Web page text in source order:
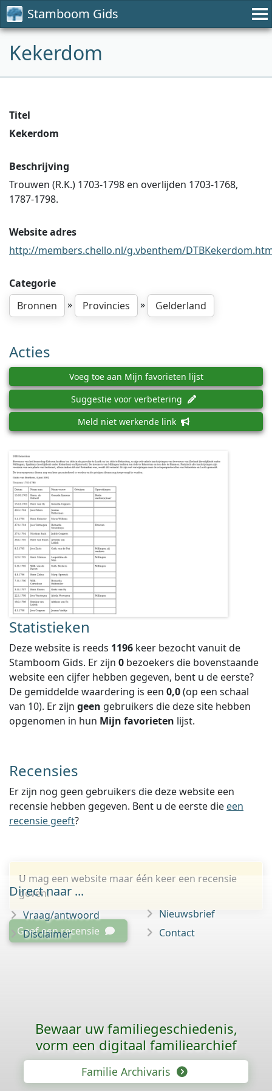
Stamboom Gids
Kekerdom
Titel
Kekerdom
Beschrijving
Trouwen (R.K.) 1703-1798 en overlijden 1703-1768,
1787-1798.
Website adres
http://members.chello.nl/g.vbenthem/
Categorie
Bronnen
» Provincies » Gelderland
Acties
Voeg toe aan Mijn favorieten lijst
Suggestie voor verbetering
Meld niet werkende link
Statistieken
Deze website is reeds 1196 keer bezocht vanuit de
Stamboom Gids. Er zijn 0 bezoekers die bovenstaande
website een cijfer hebben gegeven, bent u de eerste?
De gemiddelde waardering is een 0,0(op een schaal
van 10). Er zijn geen gebruikers die deze site hebben
opgenomen in hun Mijn favorieten lijst.
Recensies
Er zijn nog geen gebruikers die deze website een
recensie hebben gegeven. Bent u de eerste die een
recensie geeft?
U mag een website maar één keer een recensie
geven.
Geef een recensie
Direct naar ...
Vraag/antwoord
Disclaimer
Nieuwsbrief
Contact
Bewaar uw familie­geschiedenis,
vorm een digitaal familiearchief
Familie Archivaris